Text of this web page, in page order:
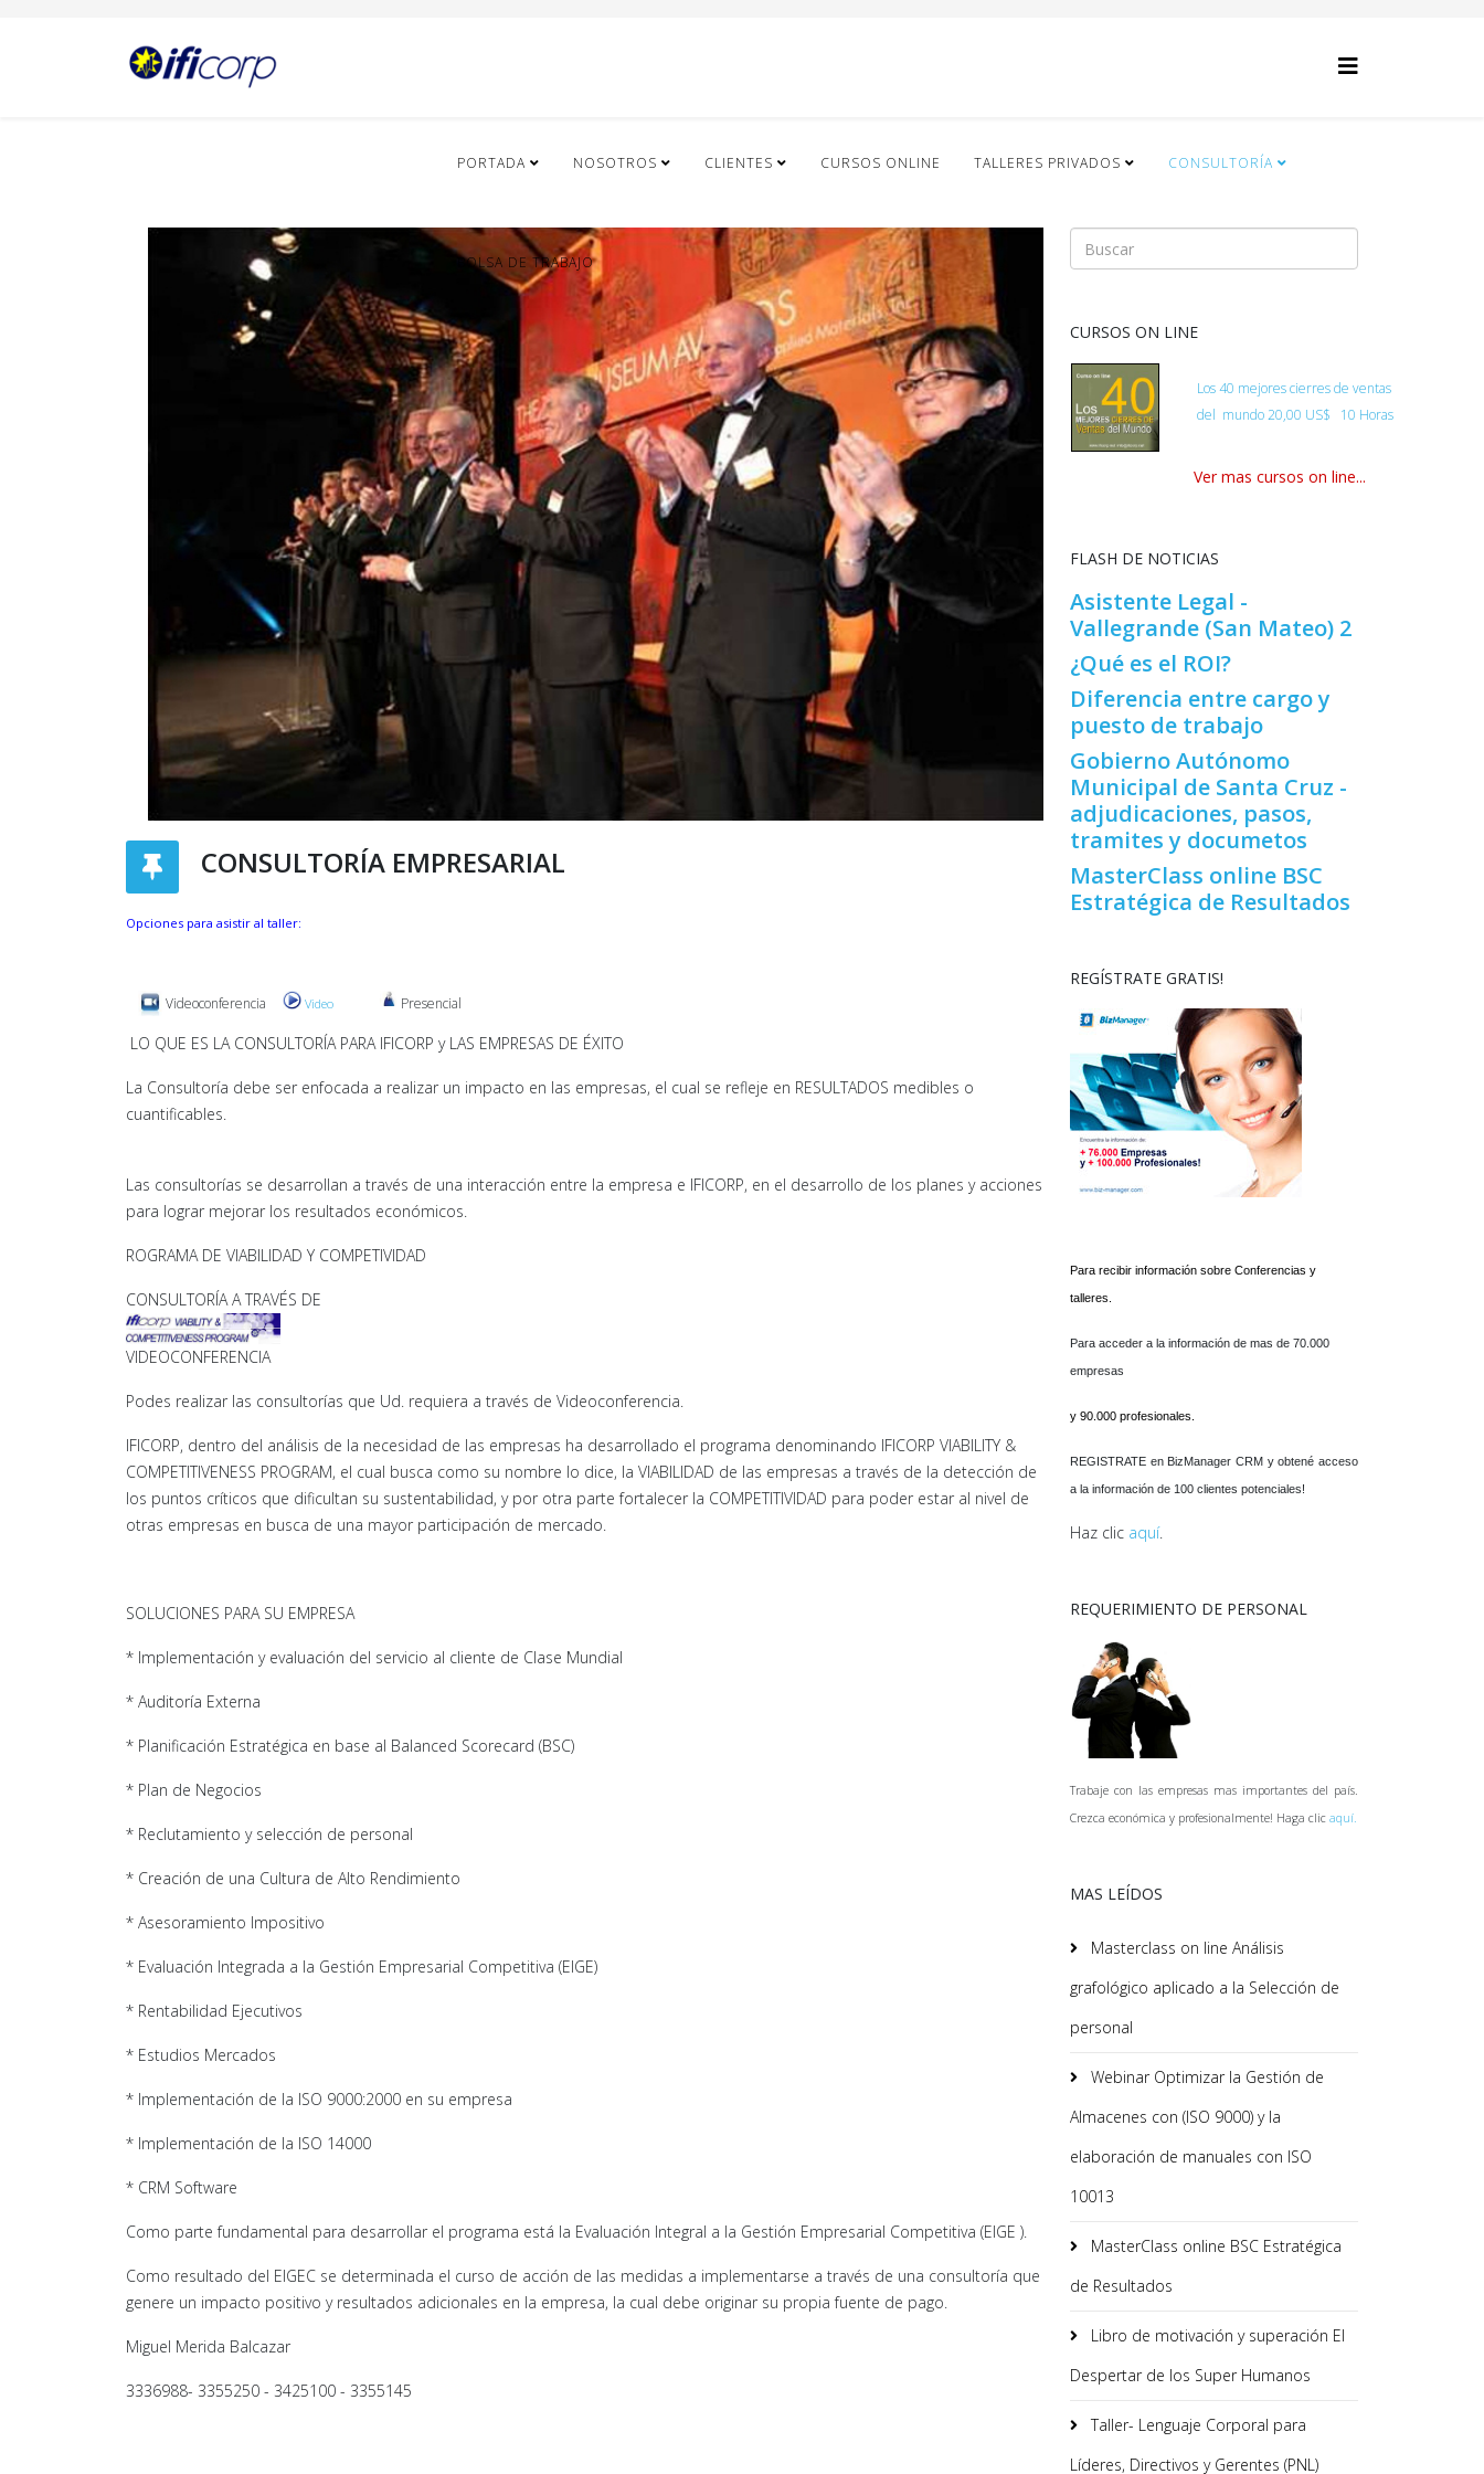
PORTADA NOSOTROS CLIENTES CURSOS ONLINE TALLERES PRIVADOS CONSULTORÍA
BOLSA DE TRABAJO
CONSULTORÍA EMPRESARIAL
Opciones para asistir al taller:
Videoconferencia Video Presencial
LO QUE ES LA CONSULTORÍA PARA IFICORP y LAS EMPRESAS DE ÉXITO
La Consultoría debe ser enfocada a realizar un impacto en las empresas, el cual se refleje en RESULTADOS medibles o
cuantificables.
Las consultorías se desarrollan a través de una interacción entre la empresa e IFICORP, en el desarrollo de los planes y acciones
para lograr mejorar los resultados económicos.
ROGRAMA DE VIABILIDAD Y COMPETIVIDAD
CONSULTORÍA A TRAVÉS DE
VIDEOCONFERENCIA
Podes realizar las consultorías que Ud. requiera a través de Videoconferencia.
IFICORP, dentro del análisis de la necesidad de las empresas ha desarrollado el programa denominando IFICORP VIABILITY &
COMPETITIVENESS PROGRAM, el cual busca como su nombre lo dice, la VIABILIDAD de las empresas a través de la detección de
los puntos críticos que dificultan su sustentabilidad, y por otra parte fortalecer la COMPETITIVIDAD para poder estar al nivel de
otras empresas en busca de una mayor participación de mercado.
SOLUCIONES PARA SU EMPRESA
* Implementación y evaluación del servicio al cliente de Clase Mundial
* Auditoría Externa
* Planificación Estratégica en base al Balanced Scorecard (BSC)
* Plan de Negocios
* Reclutamiento y selección de personal
* Creación de una Cultura de Alto Rendimiento
* Asesoramiento Impositivo
* Evaluación Integrada a la Gestión Empresarial Competitiva (EIGE)
* Rentabilidad Ejecutivos
* Estudios Mercados
* Implementación de la ISO 9000:2000 en su empresa
* Implementación de la ISO 14000
* CRM Software
Como parte fundamental para desarrollar el programa está la Evaluación Integral a la Gestión Empresarial Competitiva (EIGE ).
Como resultado del EIGEC se determinada el curso de acción de las medidas a implementarse a través de una consultoría que
genere un impacto positivo y resultados adicionales en la empresa, la cual debe originar su propia fuente de pago.
Miguel Merida Balcazar
3336988- 3355250 - 3425100 - 3355145
CURSOS ON LINE
Los 40 mejores cierres de ventas
del mundo20,00 US$ 10 Horas
Ver mas cursos on line...
FLASH DE NOTICIAS
Asistente Legal -
Vallegrande (San Mateo) 2
¿Qué es el ROI?
Diferencia entre cargo y
puesto de trabajo
Gobierno Autónomo
Municipal de Santa Cruz -
adjudicaciones, pasos,
tramites y documetos
MasterClass online BSC
Estratégica de Resultados
REGÍSTRATE GRATIS!
Para recibir información sobre Conferencias y
talleres.
Para acceder a la información de mas de 70.000
empresas
y 90.000 profesionales.
REGISTRATE en BizManager CRM y obtené acceso
a la información de 100 clientes potenciales!
Haz clic aquí.
REQUERIMIENTO DE PERSONAL
Trabaje con las empresas mas importantes del país.
Crezca económica y profesionalmente! Haga clic aquí.
MAS LEÍDOS
Masterclass on line Análisis
grafológico aplicado a la Selección de
personal
Webinar Optimizar la Gestión de
Almacenes con (ISO 9000) y la
elaboración de manuales con ISO
10013
MasterClass online BSC Estratégica
de Resultados
Libro de motivación y superación El
Despertar de los Super Humanos
Taller- Lenguaje Corporal para
Líderes, Directivos y Gerentes (PNL)